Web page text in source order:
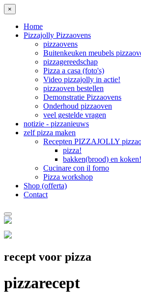
×
Home
Pizzajolly Pizzaovens
pizzaovens
Buitenkeuken meubels
pizzagereedschap
Pizza a casa (foto's)
Video pizzajolly in actie!
pizzaoven bestellen
Demonstratie Pizzaovens
Onderhoud pizzaoven
veel gestelde vragen
notizie - pizzanieuws
zelf pizza maken
Recepten PIZZAJOLLY
pizza!
bakken(brood) en koken!
Cucinare con il forno
Pizza workshop
Shop (offerta)
Contact
recept voor pizza
pizzarecept